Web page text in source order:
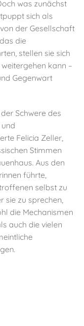
was zunächst
sich als
der Gesellschaft
die
stellen sie sich
kann –
Gegenwart
Schwere des
Felicia Zeller,
Stimmen
Aus den
führte,
selbst zu
zu sprechen,
die Mechanismen
auch die vielen